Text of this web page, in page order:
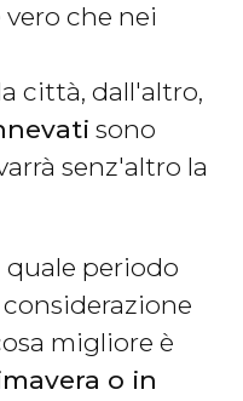
che nei
città, dall'altro,
sono
senz'altro la
quale periodo
migliore è
o in